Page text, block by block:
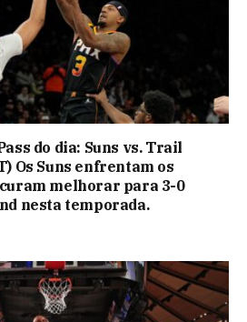
do dia: Suns vs. Trail
Os Suns enfrentam os
melhorar para 3-0
nesta temporada.